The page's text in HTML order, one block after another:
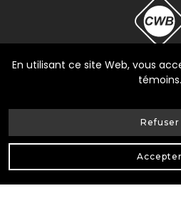
© Heneault et Gosselin inc.2026
Conception Web Delisoft|
En utilisant ce site Web, vous
témoins.
Refuser
Accepter